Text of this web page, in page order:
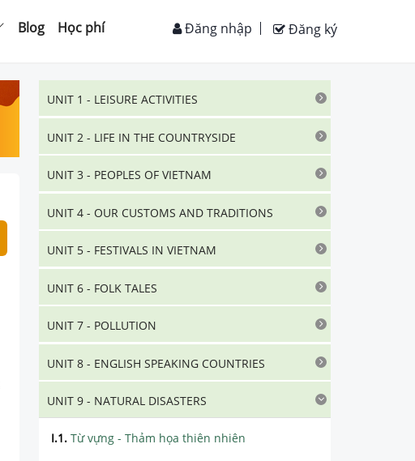
Blog Học phí Đăng ký
Đăng nhập
UNIT 1 - LEISURE ACTIVITIES
UNIT 2 - LIFE IN THE COUNTRYSIDE
UNIT 3 - PEOPLES OF VIETNAM
UNIT 4 - OUR CUSTOMS AND TRADITIONS
UNIT 5 - FESTIVALS IN VIETNAM
UNIT 6 - FOLK TALES
UNIT 7 - POLLUTION
UNIT 8 - ENGLISH SPEAKING COUNTRIES
UNIT 9 - NATURAL DISASTERS
I.1. Từ vựng - Thảm họa thiên nhiên